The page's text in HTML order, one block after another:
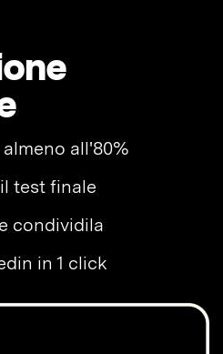
all'80%
test finale
condividila
in 1 click